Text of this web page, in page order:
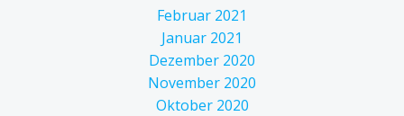
Februar 2021
Januar 2021
Dezember 2020
November 2020
Oktober 2020